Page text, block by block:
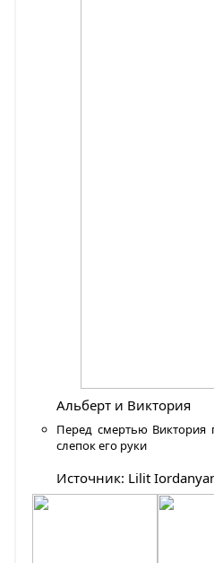
Альберт и Виктория
Перед смертью Виктория
слепок его руки
Источник: Lilit